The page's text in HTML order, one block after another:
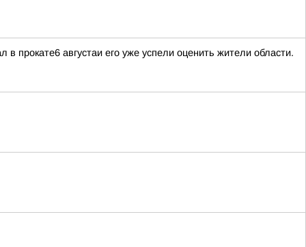
августаи его уже успели оценить жители области.